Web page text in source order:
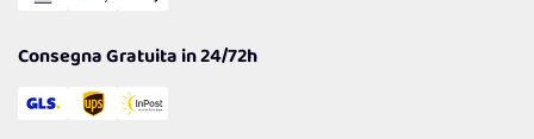
Consegna Gratuita in 24/72h